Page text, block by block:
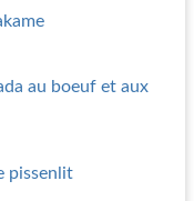
au boeuf et aux
pissenlit